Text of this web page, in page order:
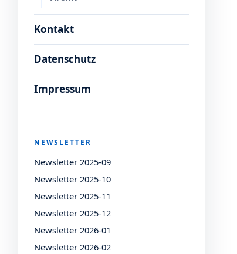
Kontakt
Datenschutz
Impressum
NEWSLETTER
Newsletter 2025-09
Newsletter 2025-10
Newsletter 2025-11
Newsletter 2025-12
Newsletter 2026-01
Newsletter 2026-02